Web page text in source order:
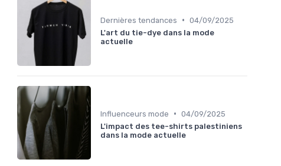
Dernières tendances • 04/09/2025
L'art du tie-dye dans la mode
actuelle
Influenceurs mode • 04/09/2025
L'impact des tee-shirts palestiniens
dans la mode actuelle